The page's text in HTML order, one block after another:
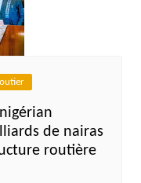
de nairas
routière